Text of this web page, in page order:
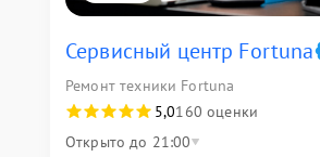
Сервисный центр Fortuna
Ремонт техники Fortuna
5,0160 оценки
Открыто до 21:00